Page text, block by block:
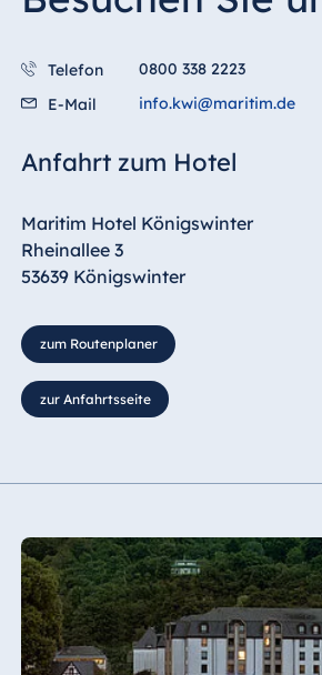
Malta
Spa Malta
Mauritius
Resort & Spa
Mauritius
Telefon
0800 338 2223
E-Mail
info.kwi@maritim.de
Anfahrt zum Hotel
Maritim Hotel Königswinter
Rheinallee 3
53639 Königswinter
zum Routenplaner
zur Anfahrtsseite